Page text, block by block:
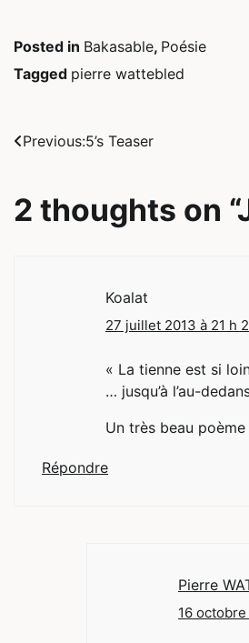
Posted in Bakasable, Poésie
Tagged pierre wattebled
Navigation
l’article
Previous:5’s Teaser
2 thoughts on “
Koalat
27 juillet 2013 à 21 h
« La tienne est si
… jusqu’à l’au-
Un très beau
Répondre
Pierre
16